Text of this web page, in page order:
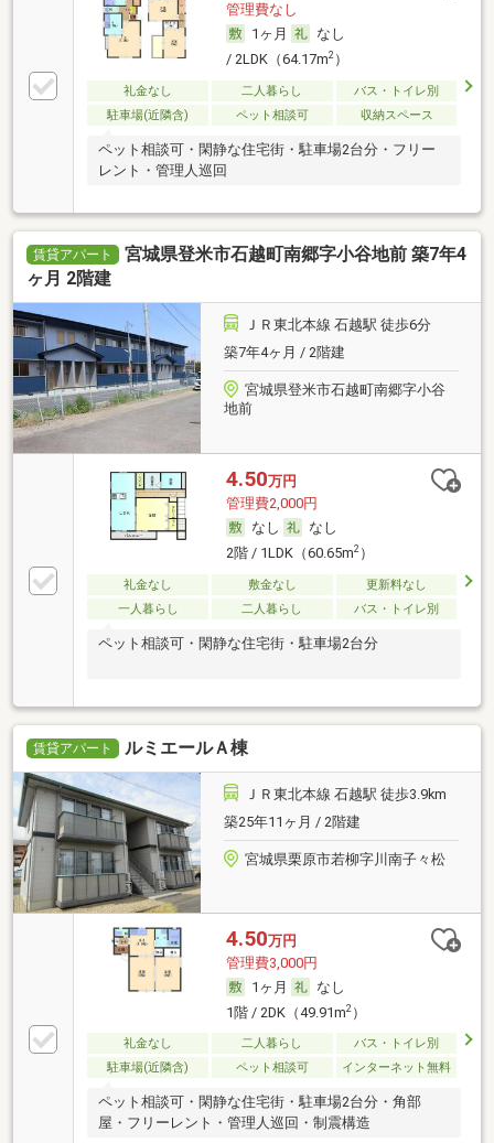
管理費なし
1ヶ月
なし
/ 2LDK（64.17m2）
礼金なし 二人暮らし
バス・トイレ別
駐車場(近隣含)
ペット相談可 収納スペース
ペット相談可・閑静な住宅街・駐車場2台分・フリー
レント・管理人巡回
賃貸アパート
宮城県登米市石越町南郷字小谷地前 築7年4
ヶ月 2階建
ＪＲ東北本線 石越駅 徒歩6分
築7年4ヶ月 / 2階建
宮城県登米市石越町南郷字小谷
地前
4.50万円
管理費2,000円
なし
なし
2階 / 1LDK（60.65m2）
礼金なし 敷金なし
更新料なし
一人暮らし
二人暮らし バス・トイレ別
ペット相談可・閑静な住宅街・駐車場2台分
賃貸アパート ルミエールＡ棟
ＪＲ東北本線 石越駅 徒歩3.9km
築25年11ヶ月 / 2階建
宮城県栗原市若柳字川南子々松
4.50万円
管理費3,000円
1ヶ月
なし
1階 / 2DK（49.91m2）
礼金なし 二人暮らし
バス・トイレ別
駐車場(近隣含)
ペット相談可 インターネット無料
ペット相談可・閑静な住宅街・駐車場2台分・角部
屋・フリーレント・管理人巡回・制震構造